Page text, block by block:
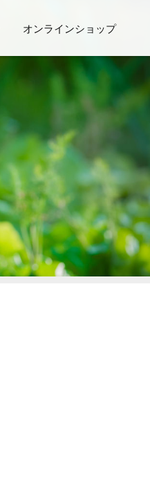
オンラインショップ